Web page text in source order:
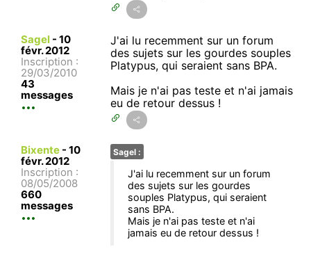
Sagel - 10
févr. 2012
Inscription :
29/03/2010
43
messages
J'ai lu recemment sur un forum
des sujets sur les gourdes souples
Platypus, qui seraient sans BPA.
Mais je n'ai pas teste et n'ai jamais
eu de retour dessus !
Bixente - 10
févr. 2012
Inscription :
08/05/2008
660
messages
Sagel :
J'ai lu recemment sur un forum
des sujets sur les gourdes
souples Platypus, qui seraient
sans BPA.
Mais je n'ai pas teste et n'ai
jamais eu de retour dessus !